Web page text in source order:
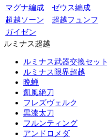
マグナ編成
ゼウス編成
超越ソーン
超越フュンフ
ガイゼン
ルミナス超越
ルミナス武器交換セット
ルミナス限界超越
晩蝉
凱風絶刀
フレズヴェルク
黒漆太刀
フルンティング
アンドロメダ